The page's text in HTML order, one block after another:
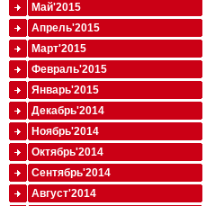
Май'2015
Апрель'2015
Март'2015
Февраль'2015
Январь'2015
Декабрь'2014
Ноябрь'2014
Октябрь'2014
Сентябрь'2014
Август'2014